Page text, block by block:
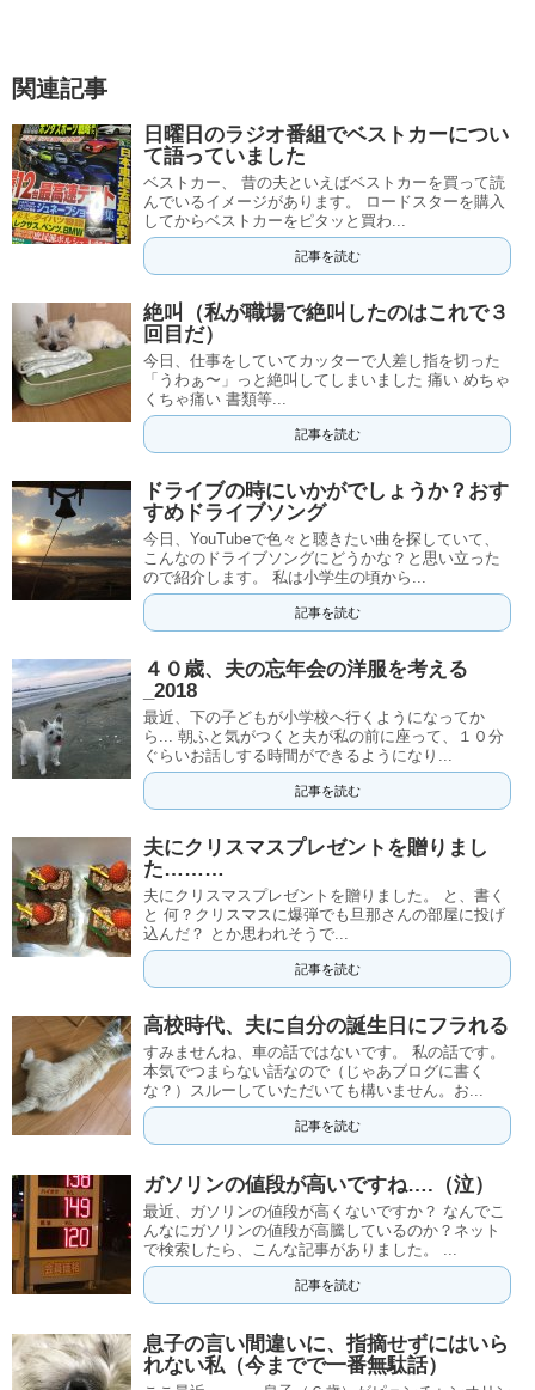
関連記事
日曜日のラジオ番組でベストカーについ
て語っていました
ベストカー、 昔の夫といえばベストカーを買って読
んでいるイメージがあります。 ロードスターを購入
してからベストカーをピタッと買わ...
記事を読む
絶叫（私が職場で絶叫したのはこれで３
回目だ）
今日、仕事をしていてカッターで人差し指を切った
「うわぁ〜」っと絶叫してしまいました 痛い めちゃ
くちゃ痛い 書類等...
記事を読む
ドライブの時にいかがでしょうか？おす
すめドライブソング
今日、YouTubeで色々と聴きたい曲を探していて、
こんなのドライブソングにどうかな？と思い立った
ので紹介します。 私は小学生の頃から...
記事を読む
４０歳、夫の忘年会の洋服を考える
_2018
最近、下の子どもが小学校へ行くようになってか
ら... 朝ふと気がつくと夫が私の前に座って、１０分
ぐらいお話しする時間ができるようになり...
記事を読む
夫にクリスマスプレゼントを贈りまし
た………
夫にクリスマスプレゼントを贈りました。 と、書く
と 何？クリスマスに爆弾でも旦那さんの部屋に投げ
込んだ？ とか思われそうで...
記事を読む
高校時代、夫に自分の誕生日にフラれる
すみませんね、車の話ではないです。 私の話です。
本気でつまらない話なので（じゃあブログに書く
な？）スルーしていただいても構いません。お...
記事を読む
ガソリンの値段が高いですね….（泣）
最近、ガソリンの値段が高くないですか？ なんでこ
んなにガソリンの値段が高騰しているのか？ネット
で検索したら、こんな記事がありました。 ...
記事を読む
息子の言い間違いに、指摘せずにはいら
れない私（今までで一番無駄話）